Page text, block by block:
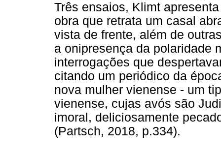
Três ensaios, Klimt
obra que retrata um casal
vista de frente, além de
a onipresença da polaridade
interrogações que
citando um periódico da
nova mulher vienense - um
vienense, cujas avós são
imoral, deliciosamente
(Partsch, 2018, p.334).